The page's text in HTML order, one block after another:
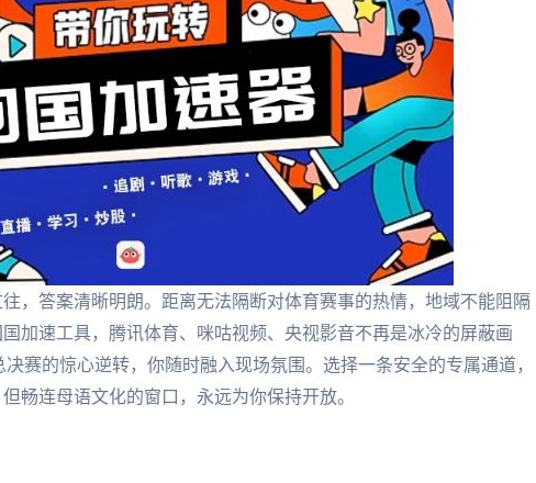
，答案清晰明朗。距离无法隔断对体育赛事的热情，地域不能阻隔
加速工具，腾讯体育、咪咕视频、央视影音不再是冰冷的屏蔽画
赛的惊心逆转，你随时融入现场氛围。选择一条安全的专属通道，
畅连母语文化的窗口，永远为你保持开放。